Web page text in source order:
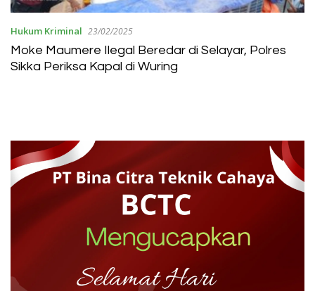
Hukum Kriminal 23/02/2025
Moke Maumere Ilegal Beredar di Selayar, Polres
Sikka Periksa Kapal di Wuring